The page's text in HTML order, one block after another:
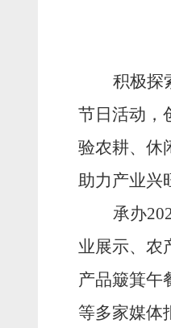
积极探
节日活动，
验农耕、休
助力产业兴
承办
业展示、农
产品簸箕午
等多家媒体